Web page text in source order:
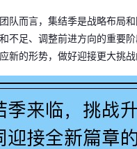
队而言，集结季是战略布局
不足、调整前进方向的重要
新的形势，做好迎接更大挑战